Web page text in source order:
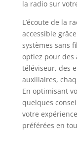
Poseidon
Basses,
et les
audio
Voix,
Ultimea
goûts
charge
la radio sur
L’écoute de la
accessible
systèmes sans
optiez pour des
téléviseur, des
auxiliaires,
En optimisant
quelques
votre
préférées en